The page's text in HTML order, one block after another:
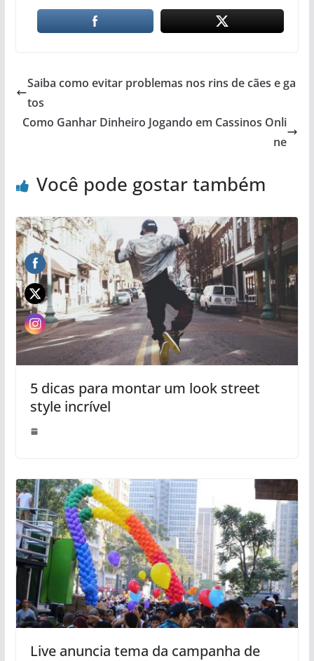
Saiba como evitar problemas nos rins de cães e ga
tos
Como Ganhar Dinheiro Jogando em Cassinos Onli
ne
Você pode gostar também
5 dicas para montar um look street
style incrível
Live anuncia tema da campanha de